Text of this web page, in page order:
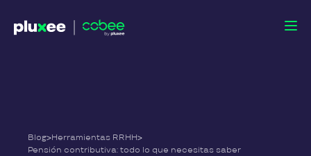
Blog>Herramientas RRHH>
Pensión contributiva: todo lo que necesitas saber